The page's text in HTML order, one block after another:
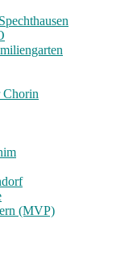
Chorin
(MVP)